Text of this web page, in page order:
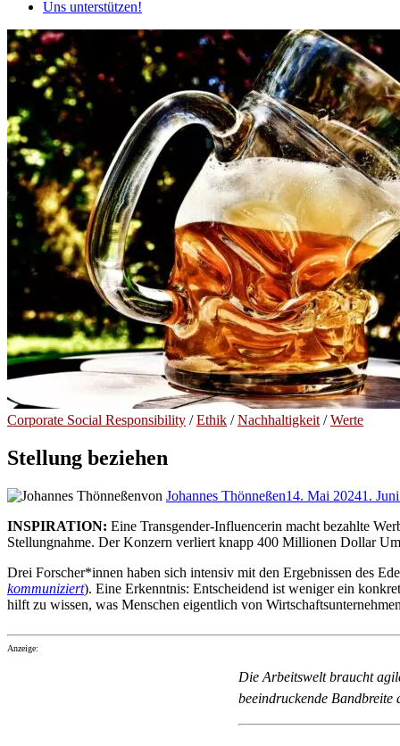
Uns unterstützen!
Corporate Social Responsibility /Ethik /Nachhaltigkeit /Werte
Stellung beziehen
von Johannes Thönneßen14. Mai 20241.
INSPIRATION: Eine Transgender-Influencerin macht bezahlte
Stellungnahme. Der Konzern verliert knapp 400 Millionen Dollar
Drei Forscher*innen haben sich intensiv mit den Ergebnissen des
kommuniziert). Eine Erkenntnis: Entscheidend ist weniger ein
hilft zu wissen, was Menschen eigentlich von
Anzeige:
Die Arbeitswelt braucht
beeindruckende